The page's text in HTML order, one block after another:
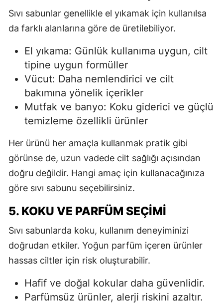
Sıvı sabunlar genellikle el yıkamak için kullanılsa
da farklı alanlarına göre de üretilebiliyor.
El yıkama: Günlük kullanıma uygun, cilt
tipine uygun formüller
Vücut: Daha nemlendirici ve cilt
bakımına yönelik içerikler
Mutfak ve banyo: Koku giderici ve güçlü
temizleme özellikli ürünler
Her ürünü her amaçla kullanmak pratik gibi
görünse de, uzun vadede cilt sağlığı açısından
doğru değildir. Hangi amaç için kullanacağınıza
göre sıvı sabunu seçebilirsiniz.
5. KOKU VE PARFÜM SEÇIMI
Sıvı sabunlarda koku, kullanım deneyiminizi
doğrudan etkiler. Yoğun parfüm içeren ürünler
hassas ciltler için risk oluşturabilir.
Hafif ve doğal kokular daha güvenlidir.
Parfümsüz ürünler, alerji riskini azaltır.